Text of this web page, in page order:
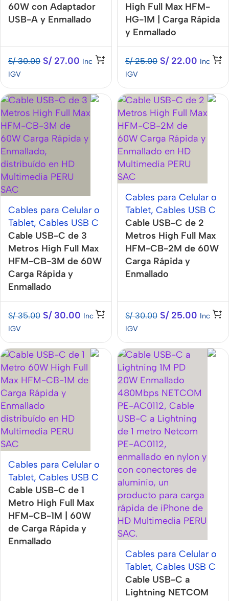
60W con Adaptador
USB-A y Enmallado
S/30.00 S/27.00 Inc
IGV
High Full Max HFM-
HG-1M | Carga Rápida
y Enmallado
S/25.00 S/22.00 Inc
IGV
Cables para Celular o
Tablet, Cables USB C
Cable USB-C de 3
Metros High Full Max
HFM-CB-3M de 60W
Carga Rápida y
Enmallado
S/35.00 S/30.00 Inc
IGV
Cables para Celular o
Tablet, Cables USB C
Cable USB-C de 2
Metros High Full Max
HFM-CB-2M de 60W
Carga Rápida y
Enmallado
S/30.00 S/25.00 Inc
IGV
Cables para Celular o
Tablet, Cables USB C
Cable USB-C de 1
Metro High Full Max
HFM-CB-1M | 60W
de Carga Rápida y
Enmallado
Cables para Celular o
Tablet, Cables USB C
Cable USB-C a
Lightning NETCOM